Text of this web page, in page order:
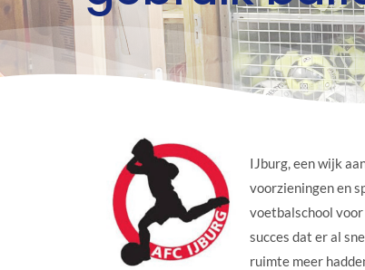
IJburg, een wijk
voorzieningen en
voetbalschool
succes dat er al
ruimte meer